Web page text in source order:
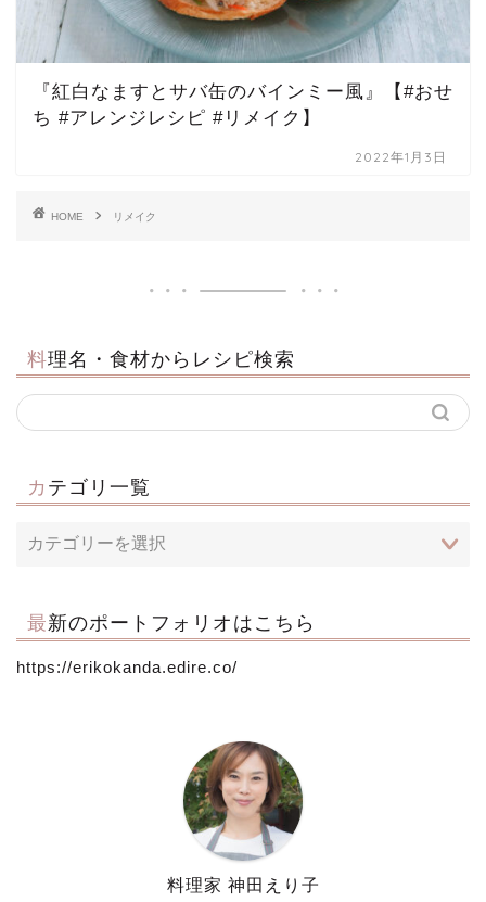
『紅白なますとサバ缶のバインミー風』【#おせ
ち #アレンジレシピ #リメイク】
2022年1月3日
HOME リメイク
料理名・食材からレシピ検索
カテゴリ一覧
最新のポートフォリオはこちら
https://erikokanda.edire.co/
料理家 神田えり子